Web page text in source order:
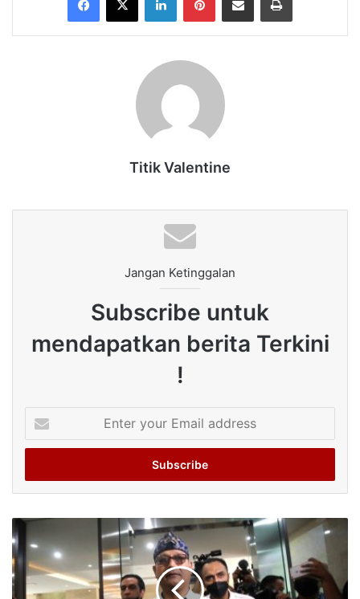
Titik Valentine
Jangan Ketinggalan
Subscribe untuk
mendapatkan berita Terkini
!
your
Email